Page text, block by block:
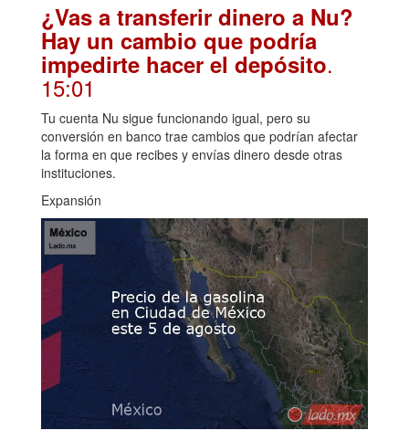
¿Vas a transferir dinero a Nu?
Hay un cambio que podría
impedirte hacer el depósito.
15:01
Tu cuenta Nu sigue funcionando igual, pero su
conversión en banco trae cambios que podrían afectar
la forma en que recibes y envías dinero desde otras
instituciones.
Expansión